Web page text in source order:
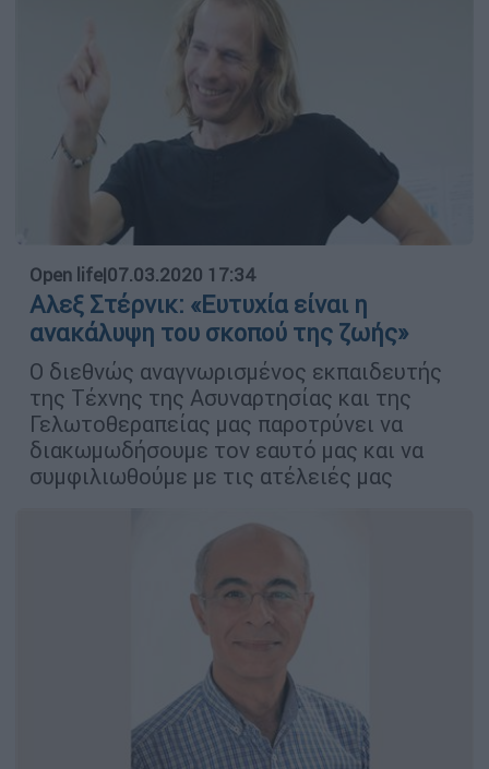
Open life|07.03.2020 17:34
Αλεξ Στέρνικ: «Ευτυχία είναι η
ανακάλυψη του σκοπού της ζωής»
O διεθνώς αναγνωρισμένος εκπαιδευτής
της Τέχνης της Ασυναρτησίας και της
Γελωτοθεραπείας μας παροτρύνει να
διακωμωδήσουμε τον εαυτό μας και να
συμφιλιωθούμε με τις ατέλειές μας